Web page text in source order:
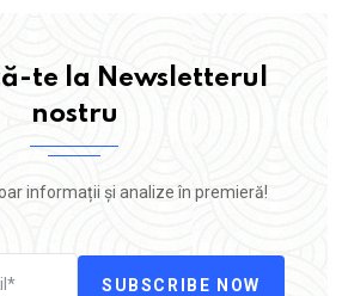
te la Newsletterul
nostru
informații și analize în premieră!
SUBSCRIBE NOW